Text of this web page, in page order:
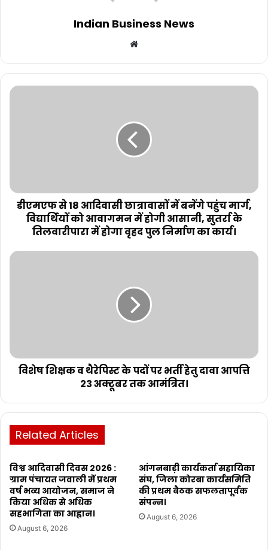
Indian Business News
Website
डीएमएफ से 18 आदिवासी छात्रावासों में बनेंगे पहुंच मार्ग,
विद्यार्थियों को आवागमन में होगी आसानी, सुतर्रा के
तिलवारीपारा में होगा वृहद पुल निर्माण का कार्य।
विशेष शिक्षक व थैरेपिस्ट के पदों पर भर्ती हेतु दावा आपत्ति
23 अक्टूबर तक आमंत्रित।
Related Articles
विश्व आदिवासी दिवस 2026 :
ग्राम पंचायत जवाली में प्रथम
वर्ष भव्य आयोजन, समाज ने
किया अधिक से अधिक
सहभागिता का आह्वान।
August 6, 2026
आंगनबाड़ी कार्यकर्ता सहायिका
संघ, जिला कोरबा कार्यसमिति
की प्रथम बैठक सफलतापूर्वक
संपन्न।
August 6, 2026